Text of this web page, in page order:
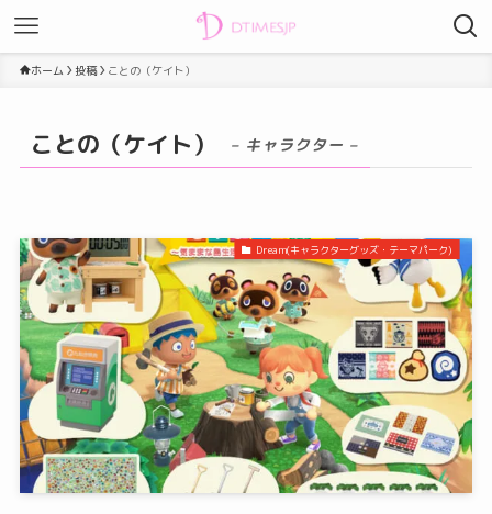
ホーム 投稿 ことの（ケイト）
ことの（ケイト） – キャラクター –
Dream(キャラクターグッズ・テーマパーク)